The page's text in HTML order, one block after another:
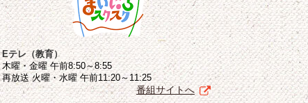
Eテレ（教育）
木曜・金曜 午前8:50～8:55
再放送 火曜・水曜 午前11:20～11:25
番組サイトへ